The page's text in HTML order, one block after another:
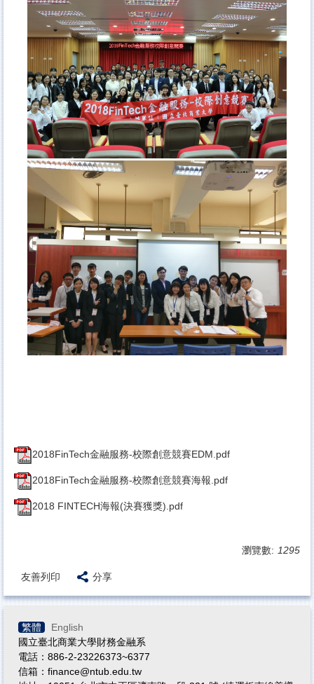
2018FinTech金融服務-校際創意競賽EDM.pdf
2018FinTech金融服務-校際創意競賽海報.pdf
2018 FINTECH海報(決賽獲獎).pdf
瀏覽數: 1295
友善列印 分享
繁體
English
國立臺北商業大學財務金融系
電話：886-2-23226373~6377
信箱：finance@ntub.edu.tw